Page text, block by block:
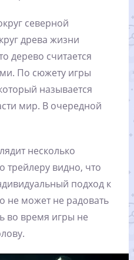
северной
древа жизни
дерево считается
По сюжету игры
называется
мир. В очередной
несколько
трейлеру видно, что
подход к
не может не радовать
во время игры не